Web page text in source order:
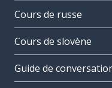
Cours de russe
Cours de slovène
Guide de